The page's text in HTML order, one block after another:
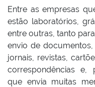
Entre as empresas
estão laboratórios,
entre outras, tanto
envio de
jornais, revistas,
correspondências e,
que envia muitas